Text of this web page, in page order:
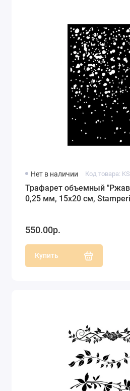
Нет в наличии Код товара:
Трафарет объемный
0,25 мм, 15х20 см,
550.00р.
Купить